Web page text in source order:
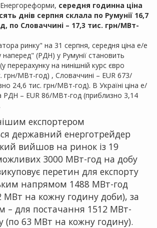
середня годинна ціна
днів серпня склала по Румунії 16,7
по Словаччині – 17,3 тис. грн/МВт-
ринку" на 31 серпня, середня ціна е/е
(РДН) у Румунії становить
перерахунку на нинішній курс євро
грн/МВт-год) , Словаччині – EUR 673/
24,6 тис. грн/МВт-год). В Україні ціна е/
РДН – EUR 86/МВт-год (приблизно 3,14
експортером
державний енерготрейдер
вийшов на ринок із 19
3000 МВт-год на добу
перетин для експорту
напрямом 1488 МВт-год
МВт на кожну годину доби), за
– для постачання 1512 МВт-
(по 63 МВт на кожну годину).